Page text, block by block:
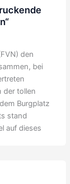
den
bei
der tollen
Burgplatz
stand
auf dieses